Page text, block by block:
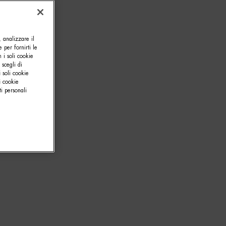
analizzare il
per fornirti le
i soli cookie
scegli di
soli cookie
cookie
personali